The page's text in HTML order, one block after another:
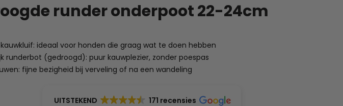
runder onderpoot 22-24cm
ideaal voor honden die graag wat te doen hebben
runderbot (gedroogd): puur kauwplezier, zonder poespas
fijne bezigheid bij verveling of na een wandeling
UITSTEKEND 171 recensies